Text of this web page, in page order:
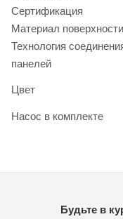
Сертификация
Материал поверхности
Технология
панелей
Цвет
Насос в комплекте
Будьте в